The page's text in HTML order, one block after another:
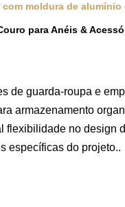
moldura de
para Anéis &
de guarda-roupa e
armazenamento
no design
específicas do projeto..